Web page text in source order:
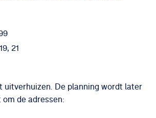
21
uitverhuizen. De planning wordt later
om de adressen: